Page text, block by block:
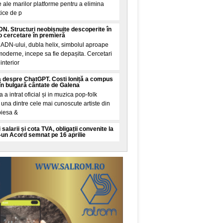
ale marilor platforme pentru a elimina
de p
Structuri neobișnuite descoperite în
cercetare în premieră
ului, dubla helix, simbolul aproape
incepe sa fie depașita. Cercetari
ChatGPT. Costi Ioniță a compus
bulgară cântate de Galena
a intrat oficial și in muzica pop-folk
dintre cele mai cunoscute artiste din
&
salarii și cota TVA, obligații convenite la
Acord semnat pe 16 aprilie
Finanțelor și ratificat joi de Parlament
din Spania: Mosadul israelian e în
și de analiza din China
controversata. Potrivit acestor voci, citate
servici